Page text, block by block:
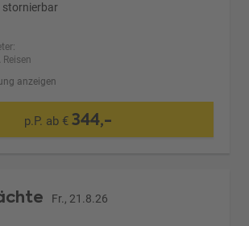
stornierbar
Reisen
anzeigen
p.P. ab €344,-
Fr., 21.8.26